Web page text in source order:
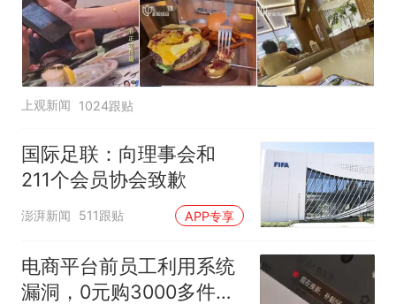
上观新闻 1024跟贴
国际足联：向理事会和
211个会员协会致歉
澎湃新闻 511跟贴 APP专享
电商平台前员工利用系统
漏洞，0元购3000多件家